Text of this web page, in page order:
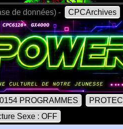
de données) - CPCArchives
PROGRAMMES
Sexe : OFF